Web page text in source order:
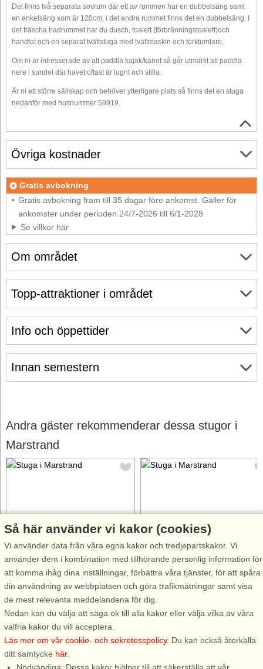
Det finns två separata sovrum där ett av rummen har en dubbelsäng samt
en enkelsäng som är 120cm, i det andra rummet finns det en dubbelsäng. I
det fräscha badrummet har du dusch, toalett (förbränningstoalett)och
handfat och en separat tvättstuga med tvättmaskin och torktumlare.
Om ni är intresserade av att paddla kajak/kanot så går utmärkt att paddla
nere i sundet där havet oftast är lugnt och stilla.
Är ni ett större sällskap och behöver ytterligare plats så finns det en stuga
nedanför med husnummer 59919.
Om området
Info och öppettider
Innan semestern
Övriga kostnader
Gratis avbokning
Gratis avbokning fram till 35 dagar före ankomst. Gäller för
ankomster under perioden 24/7-2026 till 6/1-2028
Se villkor här
Topp-attraktioner i området
Andra gäster rekommenderar dessa stugor i
Marstrand
Stugnr: 59919
Marstrand
8 personer, 70 m²
50 m till sjö/hav:.
Välkommen till en av Sveriges
kustpärlor i Bohuslän! Här på
Koön bor du ett par kilometer
från händelserna nere i
Arvidsvik och Marstrand och har
en fin utsikt ned mot sundet
Stugnr: 10511
Marstrand
2 personer, 25 m²
200 m till sjö/hav:.
På Instön några kilometer ifrån
Marstrand i Bohuslän bor ni i
par hundra meter ifrån havet
och kvällsdopp. Instöränna som
Så här använder vi kakor (cookies)
Vi använder data från våra egna kakor och tredjepartskakor. Vi
använder dem i kombination med tillhörande personlig information för
att komma ihåg dina inställningar, förbättra våra tjänster, för att spåra
din användning av webbplatsen och göra trafikmätningar samt visa
de mest relevanta meddelandena för dig.
Nedan kan du välja att säga ok till alla kakor eller välja vilka av våra
valfria kakor du vill acceptera.
Läs mer om vår cookie- och sekretesspolicy. Du kan också återkalla
ditt samtycke här.